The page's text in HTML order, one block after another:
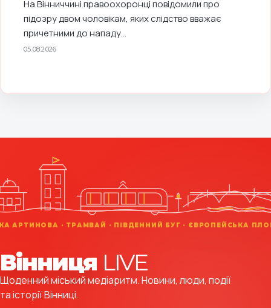
Вінниця LIVE
Щоденний міський медіаритм. Новини, люди, події
та історії Вінниці.